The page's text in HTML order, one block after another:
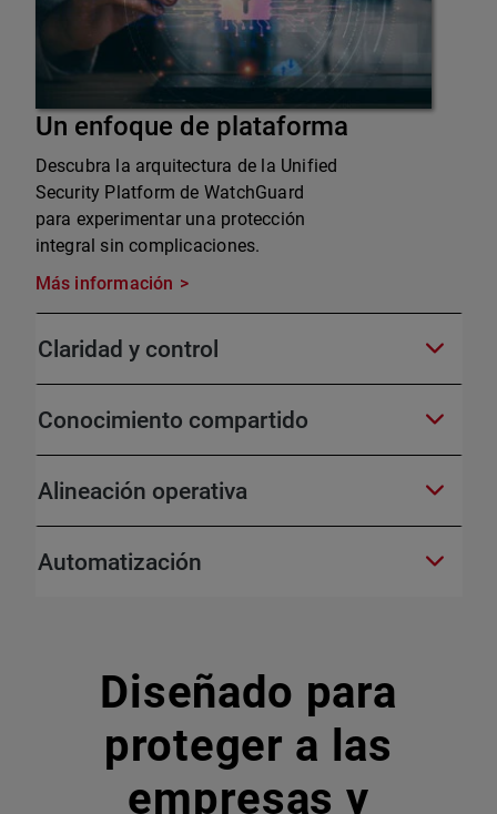
Un enfoque de plataforma
Descubra la arquitectura de la Unified
Security Platform de WatchGuard
para experimentar una protección
integral sin complicaciones.
Más información
Claridad y control
Conocimiento compartido
Alineación operativa
Automatización
Diseñado para
proteger a las
empresas y